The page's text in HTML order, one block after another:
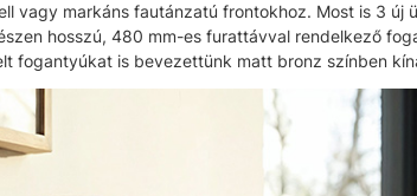
vagy markáns fautánzatú frontokhoz. Most is 3 új
hosszú, 480 mm-es furattávval rendelkező
fogantyúkat is bevezettünk matt bronz színben